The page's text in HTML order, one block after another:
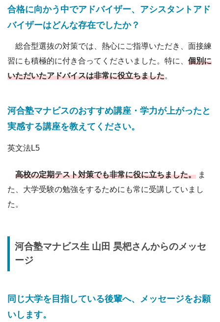
合格に向かう中でアドバイザー、アシスタントアド
バイザーはどんな存在でしたか？
総合型選抜の対策では、熱心にご指導いただき、面接練
習にも積極的に付き合ってくださいました。特に、 個別に
いただいたアドバイスは非常に役立ちました。
河合塾マナビスのおすすめ講座・学力が上がったと
実感する講座を教えてください。
英文法L5
高校の定期テスト対策でも非常に役に立ちました。 ま
た、大学受験の勉強をするためにも常に受講していまし
た。
河合塾マナビス生 山田 昊杷さんからのメッセ
ージ
同じ大学を目指している後輩へ、メッセージをお願
いします。